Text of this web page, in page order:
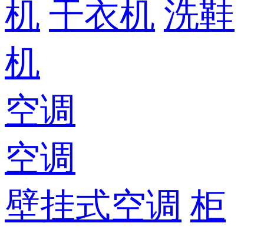
机 干衣机 洗鞋
机
空调
空调
壁挂式空调 柜